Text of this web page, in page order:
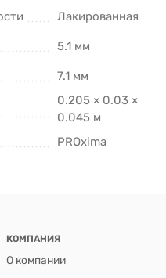
Лакированная
5.1 мм
7.1 мм
0.205 × 0.03 ×
0.045 м
PROxima
КОМПАНИЯ
О компании